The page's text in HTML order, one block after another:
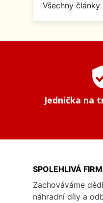
Všechny
Jednička na
SPOLEHLIVÁ
Zachováváme
náhradní díly a